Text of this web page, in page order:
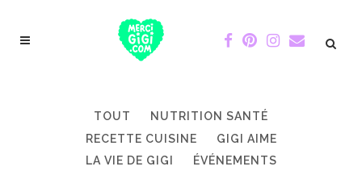
TOUT
NUTRITION SANTÉ
RECETTE CUISINE
GIGI AIME
LA VIE DE GIGI
ÉVÉNEMENTS